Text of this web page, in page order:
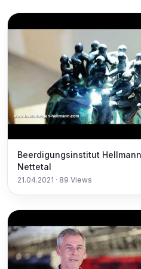
Beerdigungsinstitut Hellmann
Nettetal
21.04.2021 · 89 Views